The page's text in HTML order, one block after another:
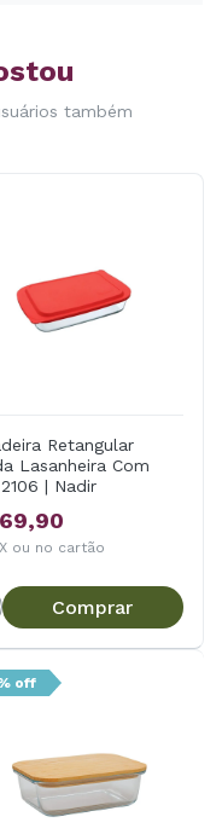
também
Retangular
Lasanheira Com
| Nadir
ou no cartão
Comprar
off